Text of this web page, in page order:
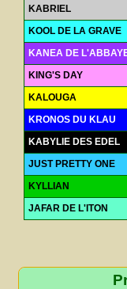
KABRIEL
KOOL DE LA GRAVE
KANEA DE
KING'S DAY
KALOUGA
KRONOS DU KLAU
KABYLIE DES EDEL
JUST PRETTY ONE
KYLLIAN
JAFAR DE L'ITON